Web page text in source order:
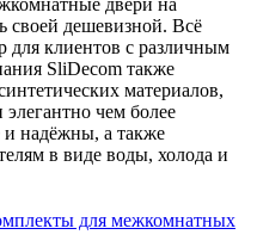
своей дешевизной. Всё
для клиентов с различным
SliDecom также
материалов,
чем более
надёжны, а также
в виде воды, холода и
для межкомнатных